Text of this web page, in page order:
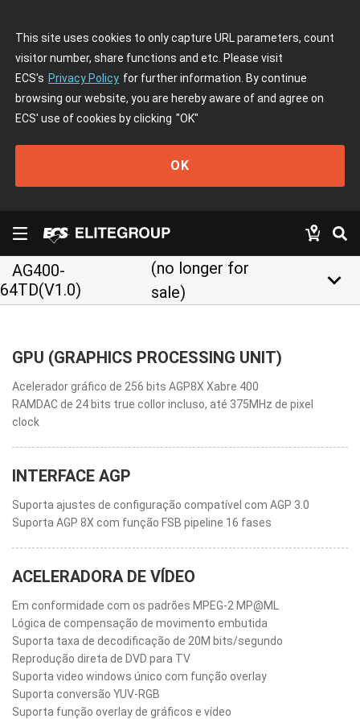
This site uses cookies to only capture URL parameters, count
visitor number, share functions and etc. Please visit
ECS's Privacy Policy for further information. By continue
browsing our website, you are hereby aware of and agree on
ECS' use of cookies by clicking "OK"
OK
AG400-
64TD(V1.0)
(no longer for
sale)
keyboard_arrow_down
GPU (GRAPHICS PROCESSING UNIT)
Acelerador gráfico de 256 bits AGP8X Xabre 400
RAMDAC de 24 bits true collor incluso, até 375MHz de pixel
clock
INTERFACE AGP
Suporta ajustes de configuração compatível com AGP 3.0
Suporta AGP 8X com função FSB pipeline 16 fases
ACELERADORA DE VÍDEO
Em conformidade com os padrões MPEG-2 MP@ML
Lógica de compensação de movimento embutida
Suporta taxa de decodificação de 20M bits/segundo
Reprodução direta de DVD para TV
Suporta video windows único com função overlay
Suporta conversão YUV-RGB
Suporta função overlay de gráficos e vídeo